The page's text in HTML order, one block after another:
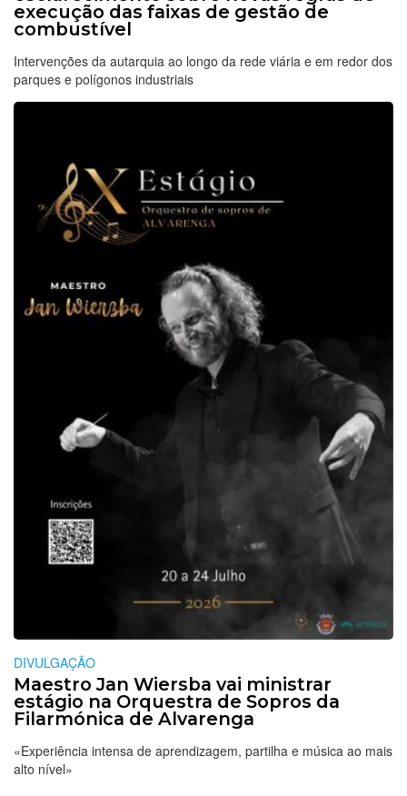
execução das faixas de gestão de
combustível
Intervenções da autarquia ao longo da rede viária e em redor dos
parques e polígonos industriais
DIVULGAÇÃO
Maestro Jan Wiersba vai ministrar
estágio na Orquestra de Sopros da
Filarmónica de Alvarenga
«Experiência intensa de aprendizagem, partilha e música ao mais
alto nível»